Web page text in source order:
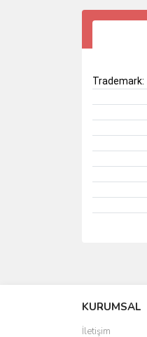
Trademark:
KURUMSAL
İletişim